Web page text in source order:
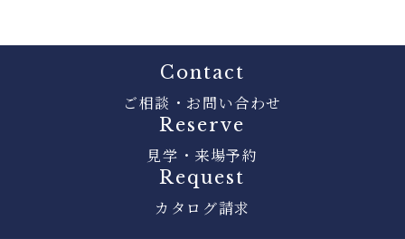
Contact
ご相談・お問い合わせ
Reserve
見学・来場予約
Request
カタログ請求